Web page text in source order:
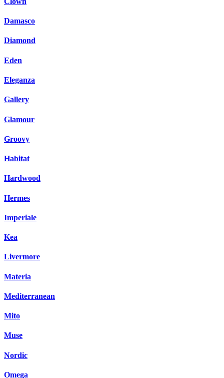
Damasco
Diamond
Eden
Eleganza
Gallery
Glamour
Groovy
Habitat
Hardwood
Hermes
Imperiale
Kea
Livermore
Materia
Mediterranean
Mito
Muse
Nordic
Omega